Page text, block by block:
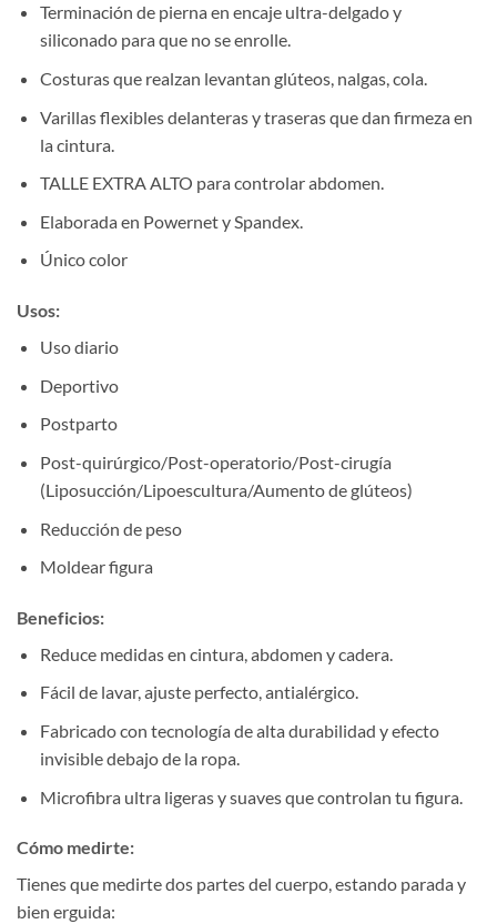
Terminación de pierna en encaje ultra-delgado y
siliconado para que no se enrolle.
Costuras que realzan levantan glúteos, nalgas, cola.
Varillas flexibles delanteras y traseras que dan firmeza en
la cintura.
TALLE EXTRA ALTO para controlar abdomen.
Elaborada en Powernet y Spandex.
Único color
Usos:
Uso diario
Deportivo
Postparto
Post-quirúrgico/Post-operatorio/Post-cirugía
(Liposucción/Lipoescultura/Aumento de glúteos)
Reducción de peso
Moldear figura
Beneficios:
Reduce medidas en cintura, abdomen y cadera.
Fácil de lavar, ajuste perfecto, antialérgico.
Fabricado con tecnología de alta durabilidad y efecto
invisible debajo de la ropa.
Microfibra ultra ligeras y suaves que controlan tu figura.
Cómo medirte:
Tienes que medirte dos partes del cuerpo, estando parada y
bien erguida: